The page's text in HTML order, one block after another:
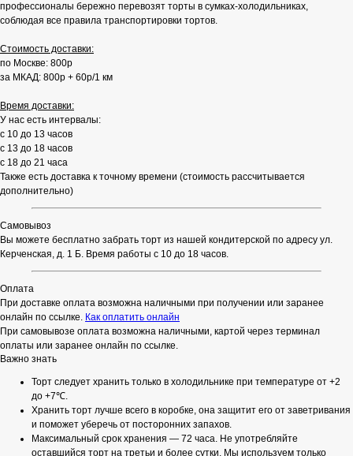
профессионалы бережно перевозят торты в сумках-холодильниках,
соблюдая все правила транспортировки тортов.
Стоимость доставки:
по Москве: 800р
за МКАД: 800р + 60р/1 км
Время доставки:
У нас есть интервалы:
с 10 до 13 часов
с 13 до 18 часов
с 18 до 21 часа
Также есть доставка к точному времени (стоимость рассчитывается
дополнительно)
Самовывоз
Вы можете бесплатно забрать торт из нашей кондитерской по адресу ул.
Керченская, д. 1 Б. Время работы с 10 до 18 часов.
Оплата
При доставке оплата возможна наличными при получении или заранее
онлайн по ссылке. Как оплатить онлайн
При самовывозе оплата возможна наличными, картой через терминал
оплаты или заранее онлайн по ссылке.
Важно знать
Торт следует хранить только в холодильнике при температуре от +2
до +7℃.
Хранить торт лучше всего в коробке, она защитит его от заветривания
и поможет уберечь от посторонних запахов.
Максимальный срок хранения — 72 часа. Не употребляйте
оставшийся торт на третьи и более сутки. Мы используем только